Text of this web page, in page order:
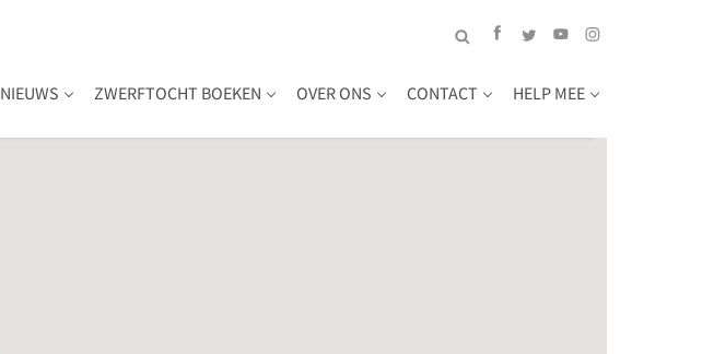
NIEUWS ZWERFTOCHT BOEKEN OVER ONS CONTACT HELP MEE